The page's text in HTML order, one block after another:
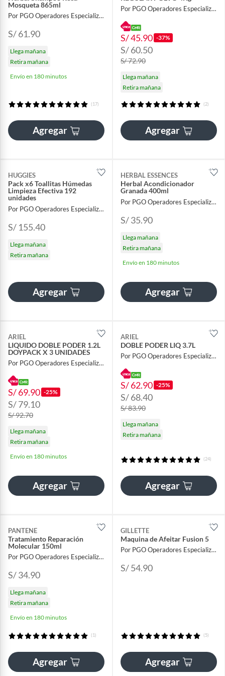
Mosqueta 865ml
Por PGO Operadores Especializados
S/ 61.90
Llega mañana
Retira mañana
Envío en 180 minutos
(17)
Agregar
Por PGO Operadores Especializados
S/ 45.90 -37%
S/ 60.50
S/ 72.90
Llega mañana
Retira mañana
(2)
Agregar
HUGGIES
Pack x6 Toallitas Húmedas
Limpieza Efectiva 192
unidades
Por PGO Operadores Especializados
S/ 155.40
Llega mañana
Retira mañana
Agregar
HERBAL ESSENCES
Herbal Acondicionador
Granada 400ml
Por PGO Operadores Especializados
S/ 35.90
Llega mañana
Retira mañana
Envío en 180 minutos
Agregar
ARIEL
LIQUIDO DOBLE PODER 1.2L
DOYPACK X 3 UNIDADES
Por PGO Operadores Especializados
S/ 69.90 -25%
S/ 79.10
S/ 92.70
Llega mañana
Retira mañana
Envío en 180 minutos
Agregar
ARIEL
DOBLE PODER LIQ 3.7L
Por PGO Operadores Especializados
S/ 62.90 -25%
S/ 68.40
S/ 83.90
Llega mañana
Retira mañana
(24)
Agregar
PANTENE
Tratamiento Reparación
Molecular 150ml
Por PGO Operadores Especializados
S/ 34.90
Llega mañana
Retira mañana
Envío en 180 minutos
(1)
Agregar
GILLETTE
Maquina de Afeitar Fusion 5
Por PGO Operadores Especializados
S/ 54.90
(5)
Agregar